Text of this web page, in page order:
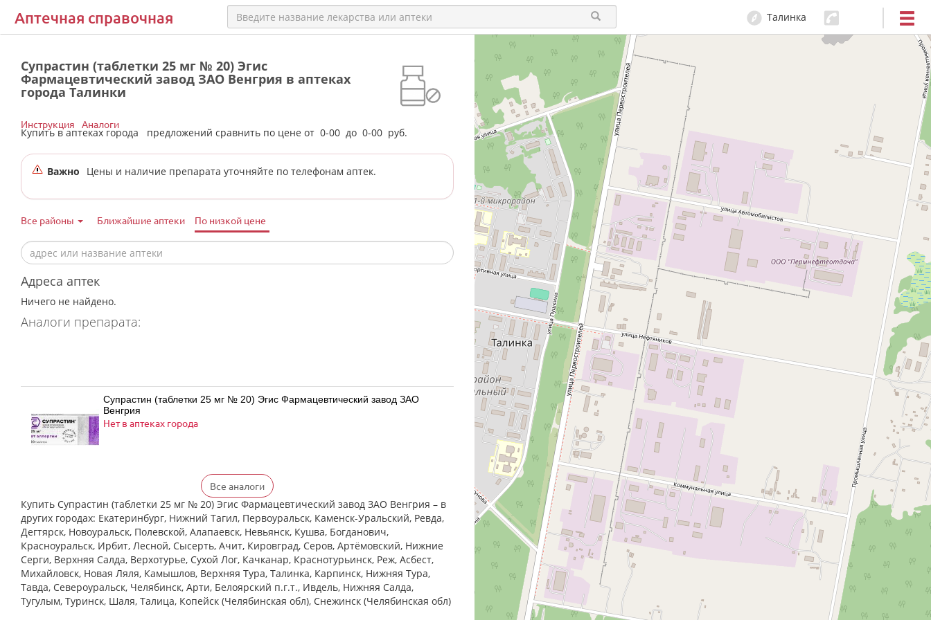
Аптечная справочная Талинка
Супрастин (таблетки 25 мг № 20) Эгис
Фармацевтический завод ЗАО Венгрия в аптеках
города Талинки
Купить в аптеках города предложений сравнить по цене от 0-00 до 0-00 руб.
Инструкция Аналоги
Важно Цены и наличие препарата уточняйте по телефонам аптек.
Все районы Ближайшие аптеки По низкой цене
Адреса аптек
Ничего не найдено.
Аналоги препарата:
Супрастин (таблетки 25 мг № 20) Эгис Фармацевтический завод ЗАО
Венгрия
Нет в аптеках города
Хлоропирамин (таблетки 25 мг № 20) Атолл ООО Россия Озон ООО г.
Жигулевск Россия
Нет в аптеках города
Супрастин (таблетки 25 мг № 40) Эгис Фармацевтический завод ЗАО
Венгрия
Нет в аптеках города
Все аналоги
Купить Супрастин (таблетки 25 мг № 20) Эгис Фармацевтический завод ЗАО Венгрия – в
других городах: Екатеринбург, Нижний Тагил, Первоуральск, Каменск-Уральский, Ревда,
Дегтярск, Новоуральск, Полевской, Алапаевск, Невьянск, Кушва, Богданович,
Красноуральск, Ирбит, Лесной, Сысерть, Ачит, Кировград, Серов, Артёмовский, Нижние
Cерги, Верхняя Салда, Верхотурье, Сухой Лог, Качканар, Краснотурьинск, Реж, Асбест,
Михайловск, Новая Ляля, Камышлов, Верхняя Тура, Талинка, Карпинск, Нижняя Тура,
Тавда, Североуральск, Челябинск, Арти, Белоярский п.г.т., Ивдель, Нижняя Салда,
Тугулым, Туринск, Шаля, Талица, Копейск (Челябинская обл), Снежинск (Челябинская обл)